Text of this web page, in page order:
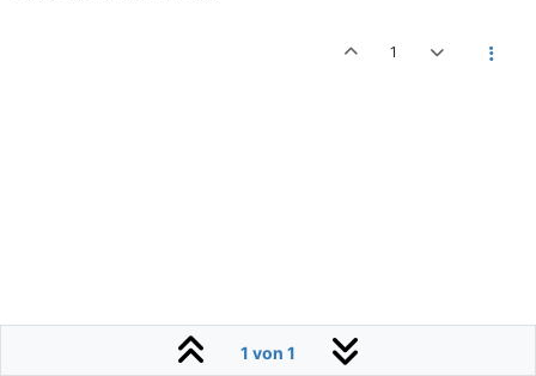
1
1 von 1